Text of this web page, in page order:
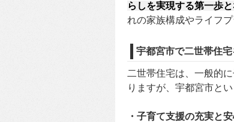
らしを実現する第一歩と
れの家族構成やライフ
宇都宮市で二世帯住
二世帯住宅は、一般的
りますが、宇都宮市と
・子育て支援の充実と安